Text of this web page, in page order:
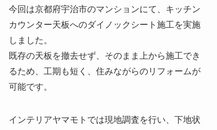
今回は京都府宇治市のマンションにて、キッチン
カウンター天板へのダイノックシート施工を実施
しました。
既存の天板を撤去せず、そのまま上から施工でき
るため、工期も短く、住みながらのリフォームが
可能です。
インテリアヤマモトでは現地調査を行い、下地状